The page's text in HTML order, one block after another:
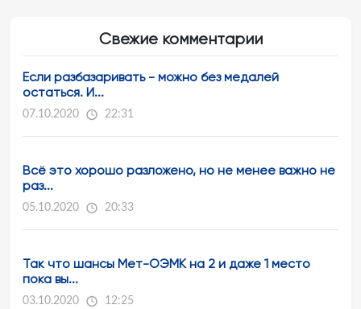
Свежие комментарии
Если разбазаривать - можно без медалей
остаться. И...
07.10.2020 22:31
Всё это хорошо разложено, но не менее важно не
раз...
05.10.2020 20:33
Так что шансы Мет-ОЭМК на 2 и даже 1 место
пока вы...
03.10.2020 12:25